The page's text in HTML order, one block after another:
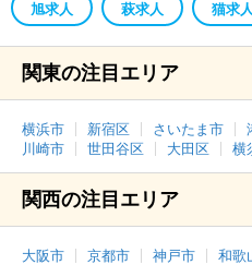
旭求人 萩求人 猫求人
関東の注目エリア
横浜市 新宿区 さいたま市
川崎市
世田谷区 大田区 横
関西の注目エリア
大阪市 京都市 神戸市 和歌